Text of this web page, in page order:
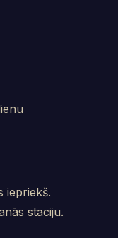
iepriekš.
staciju.